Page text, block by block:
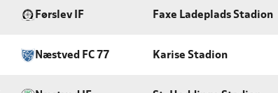
Førslev IF Faxe Ladeplads Stadion
Næstved FC 77 Karise Stadion